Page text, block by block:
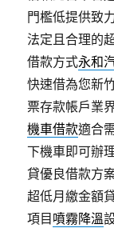
門檻低提供致
法定且合理的
借款方式永和
快速借為您新
票存款帳戶業
機車借款適合
下機車即可辦
貸優良借款方
超低月繳金額
項目 噴霧降溫